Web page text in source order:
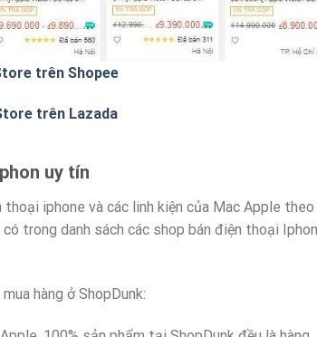
trên Shopee
trên Lazada
uy tín
iphone và các linh kiện của Mac Apple
trong danh sách các shop bán điện thoại
hàng ở ShopDunk: